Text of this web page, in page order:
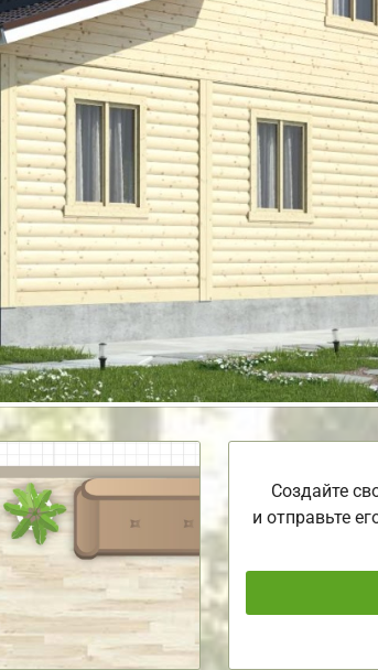
Создайте
и отправьте